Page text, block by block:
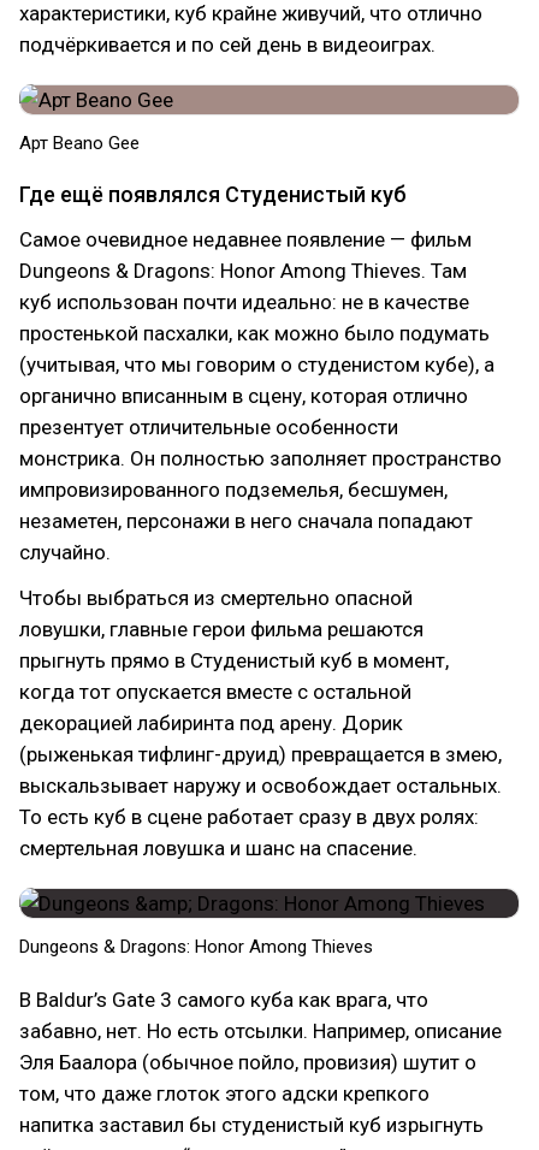
характеристики, куб крайне живучий, что отлично
подчёркивается и по сей день в видеоиграх.
Арт Beano Gee
Где ещё появлялся Студенистый куб
Самое очевидное недавнее появление — фильм
Dungeons & Dragons: Honor Among Thieves. Там
куб использован почти идеально: не в качестве
простенькой пасхалки, как можно было подумать
(учитывая, что мы говорим о студенистом кубе), а
органично вписанным в сцену, которая отлично
презентует отличительные особенности
монстрика. Он полностью заполняет пространство
импровизированного подземелья, бесшумен,
незаметен, персонажи в него сначала попадают
случайно.
Чтобы выбраться из смертельно опасной
ловушки, главные герои фильма решаются
прыгнуть прямо в Студенистый куб в момент,
когда тот опускается вместе с остальной
декорацией лабиринта под арену. Дорик
(рыженькая тифлинг-друид) превращается в змею,
выскальзывает наружу и освобождает остальных.
То есть куб в сцене работает сразу в двух ролях:
смертельная ловушка и шанс на спасение.
Dungeons & Dragons: Honor Among Thieves
В Baldur’s Gate 3 самого куба как врага, что
забавно, нет. Но есть отсылки. Например, описание
Эля Баалора (обычное пойло, провизия) шутит о
том, что даже глоток этого адски крепкого
напитка заставил бы студенистый куб изрыгнуть